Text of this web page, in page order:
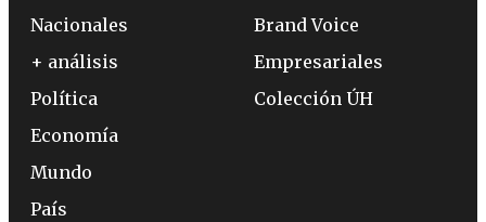
Nacionales
+ análisis
Política
Economía
Mundo
País
Brand Voice
Empresariales
Colección ÚH